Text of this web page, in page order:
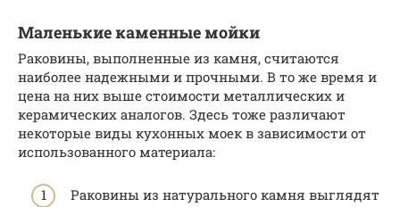
Маленькие каменные мойки
Раковины, выполненные из камня, считаются
наиболее надежными и прочными. В то же время и
цена на них выше стоимости металлических и
керамических аналогов. Здесь тоже различают
некоторые виды кухонных моек в зависимости от
использованного материала:
Раковины из натурального камня выглядят